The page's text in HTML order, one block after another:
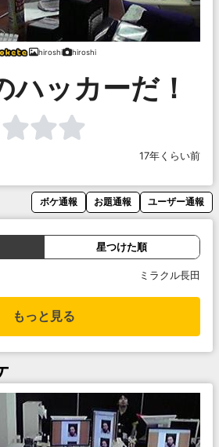
hiroshi hiroshi
ハッカーだ！
17年くらい前
ボケ通報 お題通報 ユーザー通報
星つけた順
ミラクル長田
もっと見る